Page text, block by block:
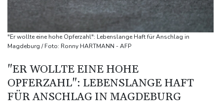
Russland weist Verantwortung für Drohnenvorfall an Leipziger
Flughafen zurück
US-Berufungsgericht bestätigt Aussetzung von Trumps
umstrittenen Ballsaal-Plänen
Grenzkontrollen
Niewiadoma fährt am Mont Ventoux ins Gelbe Trikot
Trumps umstrittener Justizminister Blanche kurz vor der
"Er wollte eine hohe Opferzahl": Lebenslange Haft für Anschlag in
Magdeburg / Foto: Ronny HARTMANN - AFP
"ER WOLLTE EINE HOHE
OPFERZAHL": LEBENSLANGE HAFT
FÜR ANSCHLAG IN MAGDEBURG